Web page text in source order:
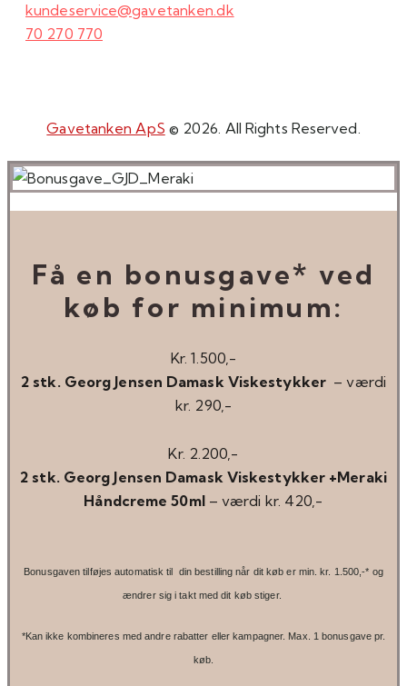
kundeservice@gavetanken.dk
70 270 770
Gavetanken ApS © 2026. All Rights Reserved.
Få en bonusgave* ved
køb for minimum:
Kr. 1.500,-
2 stk. Georg Jensen Damask Viskestykker – værdi
kr. 290,-
Kr. 2.200,-
2 stk. Georg Jensen Damask Viskestykker +Meraki
Håndcreme 50ml– værdi kr. 420,-
Bonusgaven tilføjes automatisk til din bestilling når dit køb er min. kr. 1.500,-* og
ændrer sig i takt med dit køb stiger.
*Kan ikke kombineres med andre rabatter eller kampagner. Max. 1 bonusgave pr.
køb.